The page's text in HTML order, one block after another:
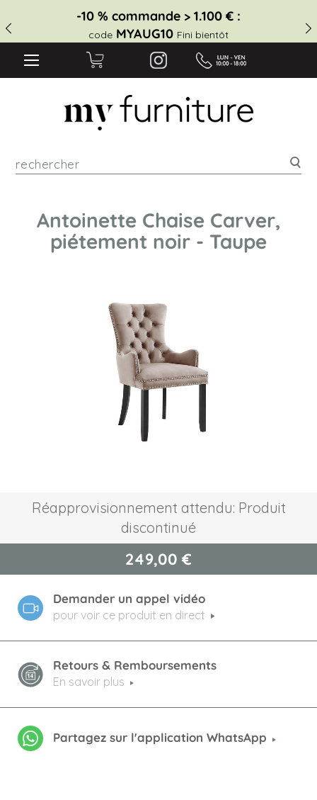
-10 % commande > 1.100 € :
code MYAUG10 Fini bientôt
Antoinette Chaise Carver,
piétement noir - Taupe
Réapprovisionnement attendu: Produit
discontinué
249,00 €
Demander un appel vidéo
pour voir ce produit en direct
Retours & Remboursements
En savoir plus
Partagez sur l'application WhatsApp
beginning
gallery